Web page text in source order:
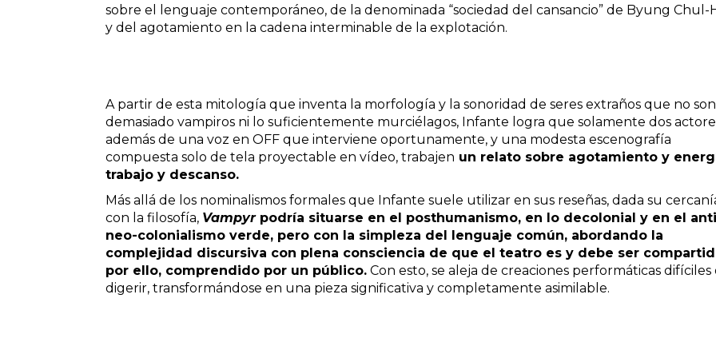
sobre el lenguaje contemporáneo, de la denominada “sociedad del cansancio” de Byung Chul-
y del agotamiento en la cadena interminable de la explotación.
A partir de esta mitología que inventa la morfología y la sonoridad de seres extraños que no
demasiado vampiros ni lo suficientemente murciélagos, Infante logra que solamente dos
además de una voz en OFF que interviene oportunamente, y una modesta escenografía
compuesta solo de tela proyectable en vídeo, trabajen un relato sobre agotamiento y
trabajo y descanso.
Más allá de los nominalismos formales que Infante suele utilizar en sus reseñas, dada su
con la filosofía, Vampyrpodría situarse en el posthumanismo, en lo decolonial y en el anti
neo-colonialismo verde, pero con la simpleza del lenguaje común, abordando la
complejidad discursiva con plena consciencia de que el teatro es y debe ser
por ello, comprendido por un público. Con esto, se aleja de creaciones performáticas difíciles
digerir, transformándose en una pieza significativa y completamente asimilable.